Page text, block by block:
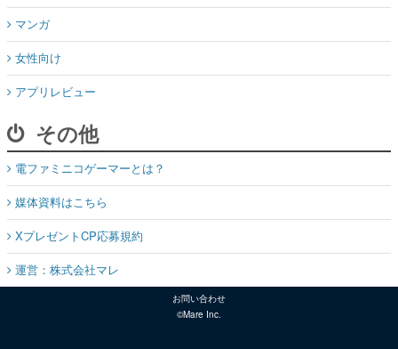
マンガ
女性向け
アプリレビュー
その他
電ファミニコゲーマーとは？
媒体資料はこちら
XプレゼントCP応募規約
運営：株式会社マレ
お問い合わせ
©Mare Inc.